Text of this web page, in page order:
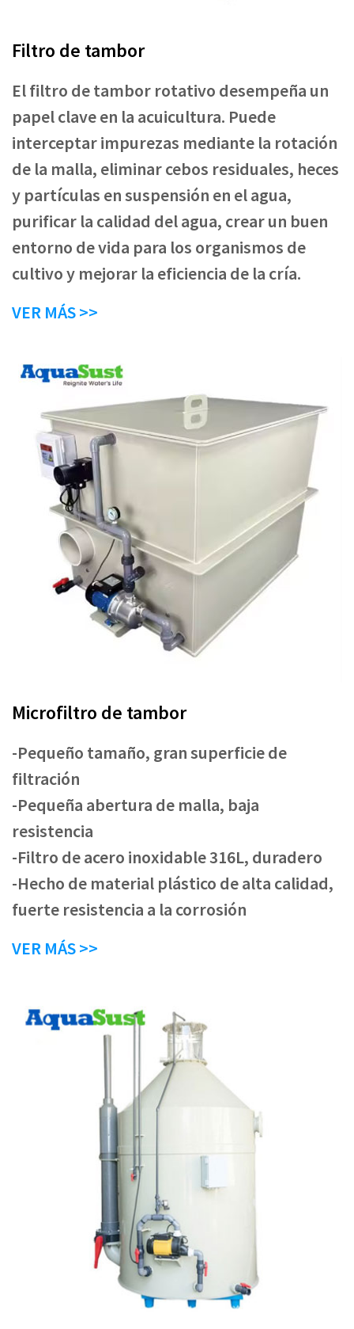
Filtro de tambor
El filtro de tambor rotativo desempeña un
papel clave en la acuicultura. Puede
interceptar impurezas mediante la rotación
de la malla, eliminar cebos residuales, heces
y partículas en suspensión en el agua,
purificar la calidad del agua, crear un buen
entorno de vida para los organismos de
cultivo y mejorar la eficiencia de la cría.
VER MÁS >>
Microfiltro de tambor
-Pequeño tamaño, gran superficie de
filtración
-Pequeña abertura de malla, baja
resistencia
-Filtro de acero inoxidable 316L, duradero
-Hecho de material plástico de alta calidad,
fuerte resistencia a la corrosión
VER MÁS >>